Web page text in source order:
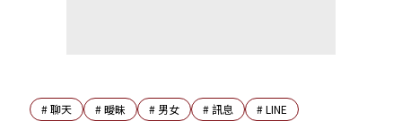
#聊天 #曖昧 # 男女 #訊息 #LINE